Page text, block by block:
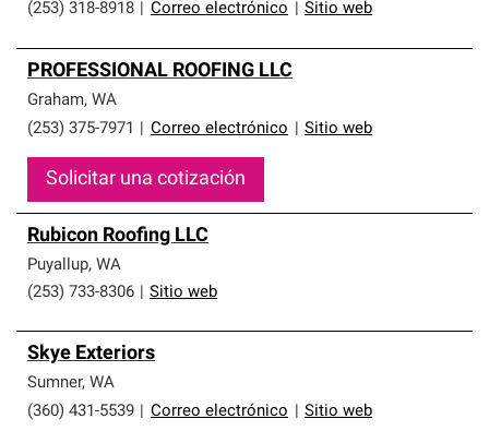
(253) 318-8918
Correo electrónico Sitio web
PROFESSIONAL ROOFING LLC
Graham, WA
(253) 375-7971
Correo electrónico Sitio web
Solicitar una cotización
Rubicon Roofing LLC
Puyallup, WA
(253) 733-8306
Sitio web
Skye Exteriors
Sumner, WA
(360) 431-5539
Correo electrónico Sitio web